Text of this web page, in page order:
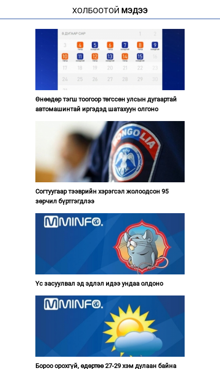
ХОЛБООТОЙ МЭДЭЭ
Өнөөдөр тэгш тоогоор төгссөн улсын дугаартай
автомашинтай иргэдэд шатахуун олгоно
Согтуугаар тээврийн хэрэгсэл жолоодсон 95
зөрчил бүртгэгдлээ
Үс засуулвал эд эдлэл идээ ундаа олдоно
Бороо орохгүй, өдөртөө 27-29 хэм дулаан байна